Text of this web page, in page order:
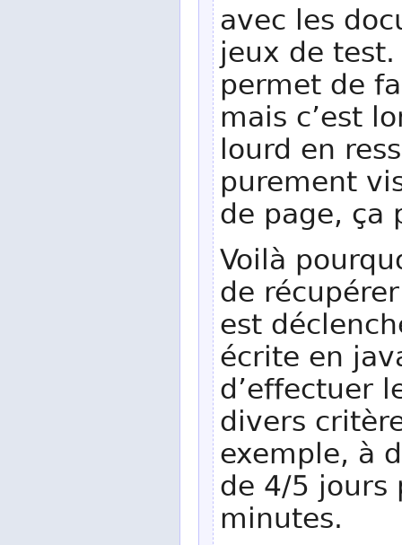
avec les
jeux de
permet de
mais c’est
lourd en
purement
de page, ça
Voilà
de
est
écrite en
d’effectuer
divers
exemple, à
de 4/5 jours
minutes.